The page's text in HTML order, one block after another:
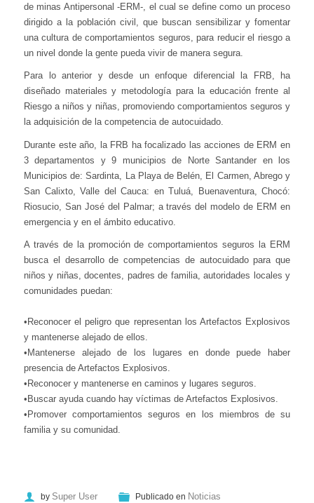
de minas Antipersonal -ERM-, el cual se define como un proceso
dirigido a la población civil, que buscan sensibilizar y fomentar
una cultura de comportamientos seguros, para reducir el riesgo a
un nivel donde la gente pueda vivir de manera segura.
Para lo anterior y desde un enfoque diferencial la FRB, ha
diseñado materiales y metodología para la educación frente al
Riesgo a niños y niñas, promoviendo comportamientos seguros y
la adquisición de la competencia de autocuidado.
Durante este año, la FRB ha focalizado las acciones de ERM en
3 departamentos y 9 municipios de Norte Santander en los
Municipios de: Sardinta, La Playa de Belén, El Carmen, Abrego y
San Calixto, Valle del Cauca: en Tuluá, Buenaventura, Chocó:
Riosucio, San José del Palmar; a través del modelo de ERM en
emergencia y en el ámbito educativo.
A través de la promoción de comportamientos seguros la ERM
busca el desarrollo de competencias de autocuidado para que
niños y niñas, docentes, padres de familia, autoridades locales y
comunidades puedan:
•Reconocer el peligro que representan los Artefactos Explosivos
y mantenerse alejado de ellos.
•Mantenerse alejado de los lugares en donde puede haber
presencia de Artefactos Explosivos.
•Reconocer y mantenerse en caminos y lugares seguros.
•Buscar ayuda cuando hay víctimas de Artefactos Explosivos.
•Promover comportamientos seguros en los miembros de su
familia y su comunidad.
by Super User Publicado en Noticias